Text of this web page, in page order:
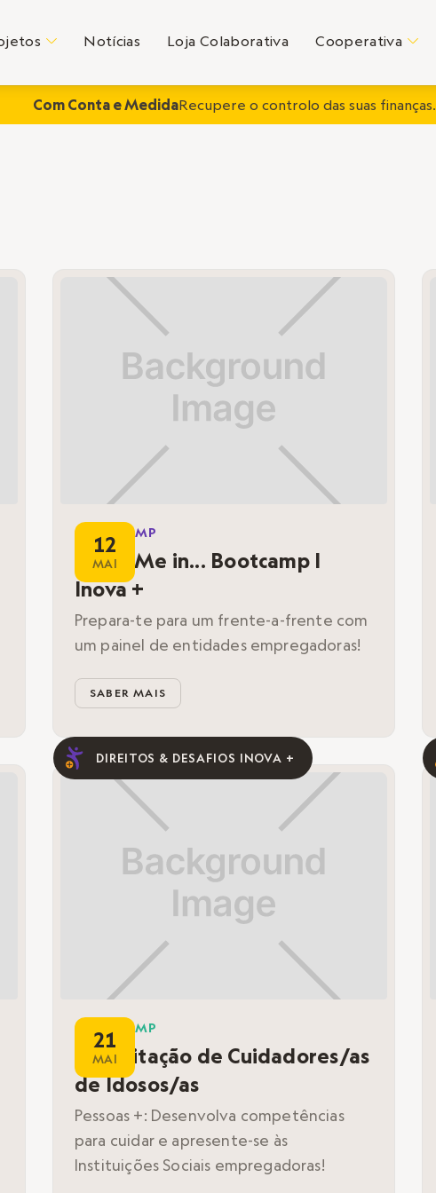
C Notícias Loja Colaborativa Cooperativa C
Com Conta e MedidaRecupere o controlo das suas finanças.
12
MAI
BOOTCAMP
Meet Me in... Bootcamp |
Inova +
Prepara-te para um frente-a-frente com
um painel de entidades empregadoras!
SABER MAIS
DIREITOS & DESAFIOS INOVA +
21
MAI
BOOTCAMP
Capacitação de Cuidadores/as
de Idosos/as
Pessoas +: Desenvolva competências
para cuidar e apresente-se às
Instituições Sociais empregadoras!